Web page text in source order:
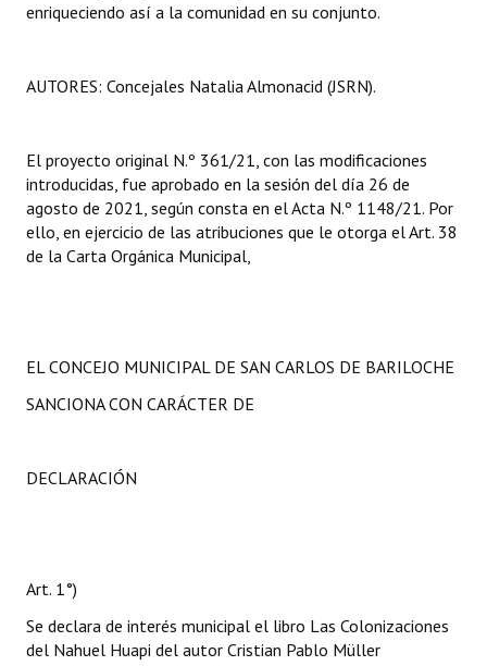
enriqueciendo así a la comunidad en su conjunto.
AUTORES: Concejales Natalia Almonacid (JSRN).
El proyecto original N.º 361/21, con las modificaciones
introducidas, fue aprobado en la sesión del día 26 de
agosto de 2021, según consta en el Acta N.º 1148/21. Por
ello, en ejercicio de las atribuciones que le otorga el Art. 38
de la Carta Orgánica Municipal,
EL CONCEJO MUNICIPAL DE SAN CARLOS DE BARILOCHE
SANCIONA CON CARÁCTER DE
DECLARACIÓN
Art. 1°)
Se declara de interés municipal el libro Las Colonizaciones
del Nahuel Huapi del autor Cristian Pablo Müller